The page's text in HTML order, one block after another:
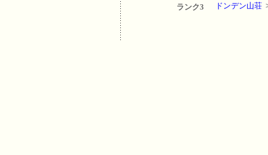
ランク3 ドンデン山荘